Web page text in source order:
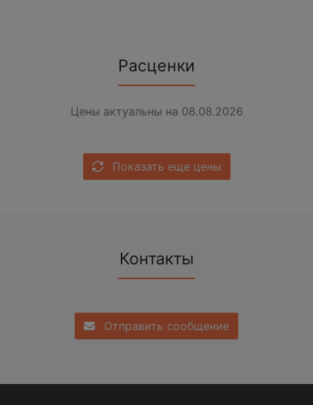
Расценки
Цены актуальны на 08.08.2026
Показать еще цены
Контакты
Отправить сообщение